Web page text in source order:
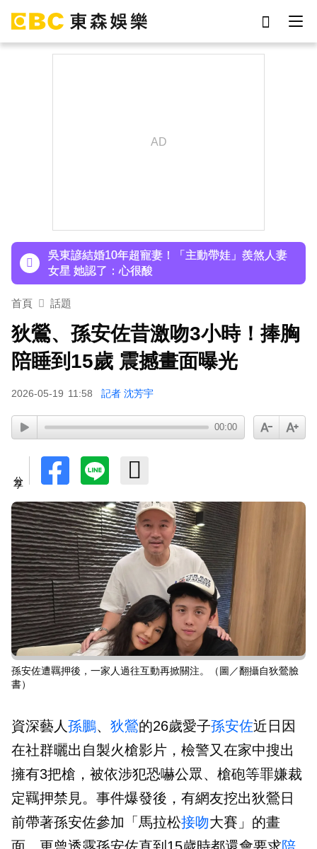
漫告白：迅速奪走我的心
吳東諺結婚10年超寵妻！「主動帶娃」羨煞人妻
女星 她認了：心很酸
八點檔女神美照遭放大腳趾！被酸「暗沉皺褶」本
下載東森App，隨時掌握天下大小事！
漫告白：迅速奪走我的心
首頁 話題
狄鶯、孫安佐昔激吻3小時！捧胸
陪睡到15歲 震撼畫面曝光
2026-05-19 11:58 記者 沈芳宇
00:00
孫安佐遭羈押後，一家人過往互動再掀關注。（圖／翻攝自狄鶯臉
書）
資深藝人孫鵬、 狄鶯的26歲愛子孫安佐近日因
在社群曬出自製火槍影片，檢警又在家中搜出
擁有3把槍，被依涉犯恐嚇公眾、槍砲等罪嫌裁
定羈押禁見。事件爆發後，有網友挖出狄鶯日
前帶著孫安佐參加「馬拉松接吻大賽」的畫